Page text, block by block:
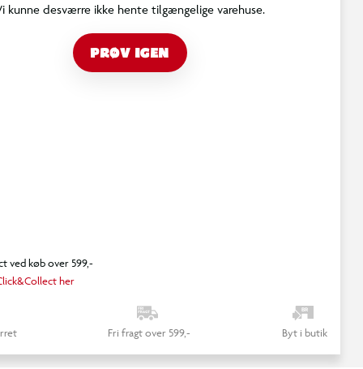
kunne desværre ikke hente tilgængelige varehuse.
PRØV IGEN
ved køb over 599,-
her
Fri fragt over 599,- Byt i butik